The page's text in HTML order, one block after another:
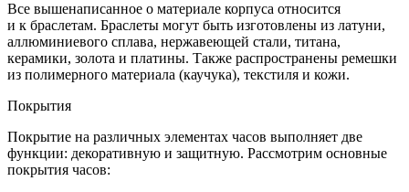
Все вышенаписанное о материале корпуса относится
и к браслетам. Браслеты могут быть изготовлены из латуни,
аллюминиевого сплава, нержавеющей стали, титана,
керамики, золота и платины. Также распространены ремешки
из полимерного материала (каучука), текстиля и кожи.
Покрытия
Покрытие на различных элементах часов выполняет две
функции: декоративную и защитную. Рассмотрим основные
покрытия часов: